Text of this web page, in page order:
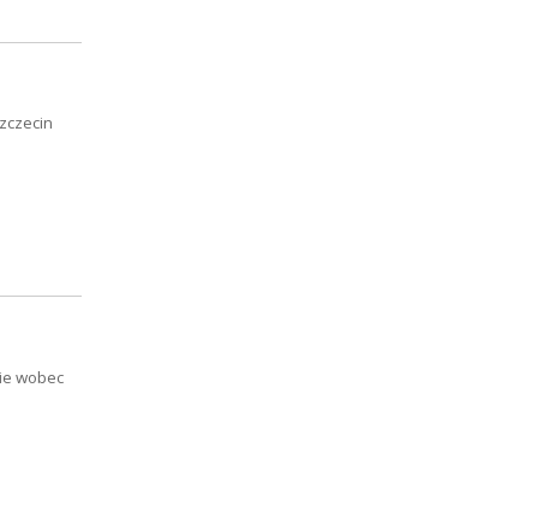
wobec